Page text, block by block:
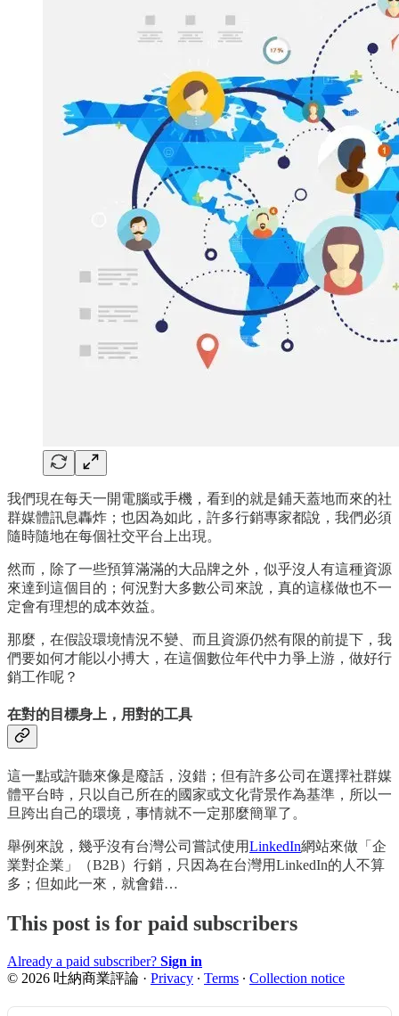
我們現在每天一開電腦或手機，看到的就是鋪天蓋地而來的社
群媒體訊息轟炸；也因為如此，許多行銷專家都說，我們必須
隨時隨地在每個社交平台上出現。
然而，除了一些預算滿滿的大品牌之外，似乎沒人有這種資源
來達到這個目的；何況對大多數公司來說，真的這樣做也不一
定會有理想的成本效益。
那麼，在假設環境情況不變、而且資源仍然有限的前提下，我
們要如何才能以小搏大，在這個數位年代中力爭上游，做好行
銷工作呢？
在對的目標身上，用對的工具
這一點或許聽來像是廢話，沒錯；但有許多公司在選擇社群媒
體平台時，只以自己所在的國家或文化背景作為基準，所以一
旦跨出自己的環境，事情就不一定那麼簡單了。
舉例來說，幾乎沒有台灣公司嘗試使用LinkedIn網站來做「企
業對企業」（B2B）行銷，只因為在台灣用LinkedIn的人不算
多；但如此一來，就會錯…
This post is for paid subscribers
Already a paid subscriber? Sign in
© 2026 吐納商業評論 · Privacy ∙ Terms ∙ Collection notice